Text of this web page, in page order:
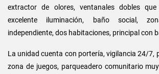
extractor de olores, ventanales dobles
excelente iluminación, baño social,
independiente, dos habitaciones, principal con
La unidad cuenta con portería, vigilancia 24/7,
zona de juegos, parqueadero comunitario